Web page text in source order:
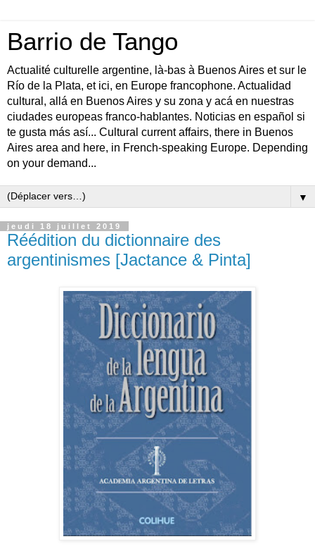
Barrio de Tango
Actualité culturelle argentine, là-bas à Buenos Aires et sur le
Río de la Plata, et ici, en Europe francophone. Actualidad
cultural, allá en Buenos Aires y su zona y acá en nuestras
ciudades europeas franco-hablantes. Noticias en español si
te gusta más así... Cultural current affairs, there in Buenos
Aires area and here, in French-speaking Europe. Depending
on your demand...
▼
jeudi 18 juillet 2019
Réédition du dictionnaire des
argentinismes [Jactance & Pinta]